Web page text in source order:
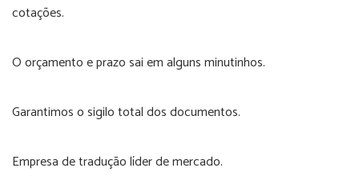
cotações.
O orçamento e prazo sai em alguns minutinhos.
Garantimos o sigilo total dos documentos.
Empresa de tradução líder de mercado.